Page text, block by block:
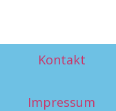
Kontakt
Impressum